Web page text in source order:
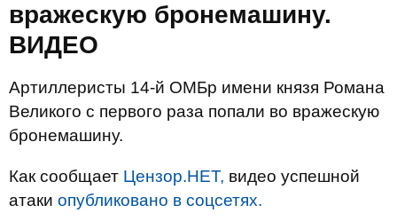
вражескую бронемашину.
ВИДЕО
Артиллеристы 14-й ОМБр имени князя Романа
Великого с первого раза попали во вражескую
бронемашину.
Как сообщает Цензор.НЕТ, видео успешной
атаки опубликовано в соцсетях.